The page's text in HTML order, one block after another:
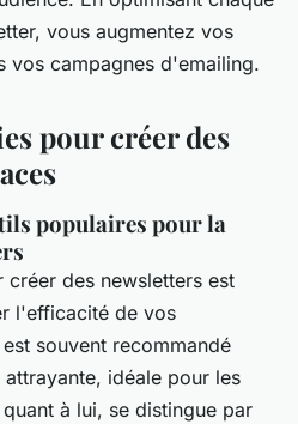
vous augmentez vos
vos campagnes d'emailing.
pour créer des
populaires pour la
des newsletters est
l'efficacité de vos
est souvent recommandé
idéale pour les
quant à lui, se distingue par